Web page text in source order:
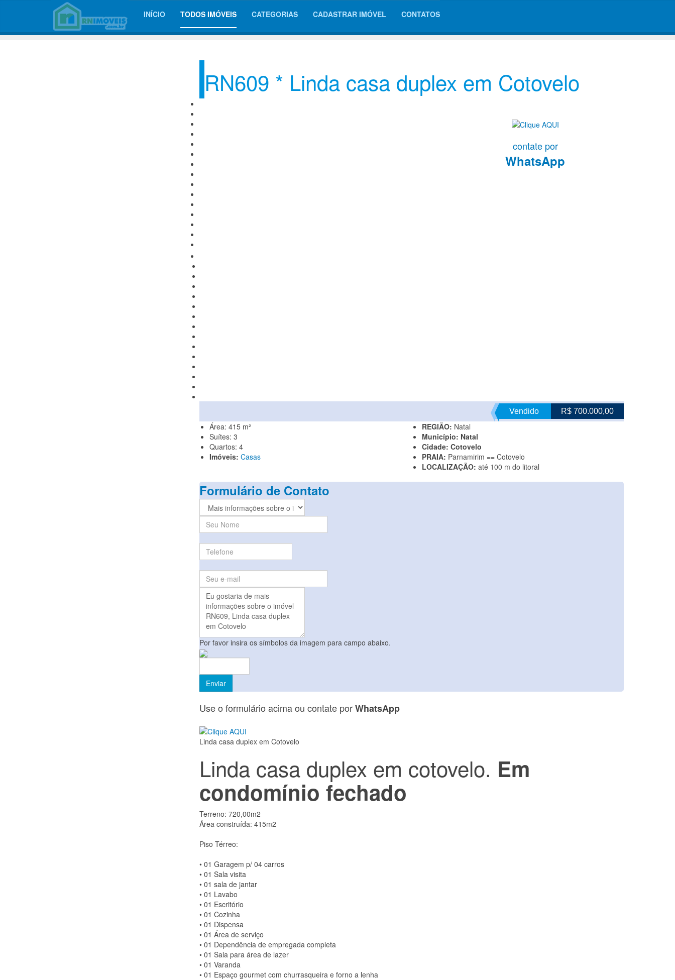
INÍCIO TODOS IMÓVEIS CATEGORIAS CADASTRAR IMÓVEL CONTATOS
RN609 * Linda casa duplex em Cotovelo
contate por
WhatsApp
Vendido R$ 700.000,00
Área: 415 m²
Suítes: 3
Quartos: 4
Imóveis: Casas
REGIÃO: Natal
Município: Natal
Cidade: Cotovelo
PRAIA: Parnamirim == Cotovelo
LOCALIZAÇÃO: até 100 m do litoral
Formulário de Contato
Por favor insira os símbolos da imagem para campo abaixo.
Use o formulário acima ou contate porWhatsApp
Linda casa duplex em Cotovelo
Linda casa duplex em cotovelo. Em
condomínio fechado
Terreno: 720,00m2
Área construída: 415m2
Piso Térreo:
• 01 Garagem p/ 04 carros
• 01 Sala visita
• 01 sala de jantar
• 01 Lavabo
• 01 Escritório
• 01 Cozinha
• 01 Dispensa
• 01 Área de serviço
• 01 Dependência de empregada completa
• 01 Sala para área de lazer
• 01 Varanda
• 01 Espaço gourmet com churrasqueira e forno a lenha